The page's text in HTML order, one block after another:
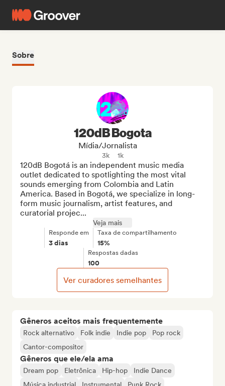
Sobre
Gêneros aceitos mais frequentemente
Rock alternativo Folk indie Indie pop
Pop rock
Cantor-compositor
Gêneros que ele/ela ama
Dream pop Eletrônica Hip-hop
Indie Dance
120dB Bogota
Mídia/Jornalista
3k 1k
120dB Bogotá is an independent music media
outlet dedicated to spotlighting the most vital
sounds emerging from Colombia and Latin
America. Based in Bogotá, we specialize in long-
form music journalism, artist features, and
curatorial projec...
Veja mais
Responde em
3 dias
Taxa de compartilhamento
15%
Respostas dadas
100
Ver curadores semelhantes